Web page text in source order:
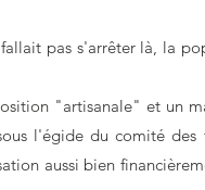
pas s'arrêter là, la
"artisanale" et un
l'égide du comité des
aussi bien